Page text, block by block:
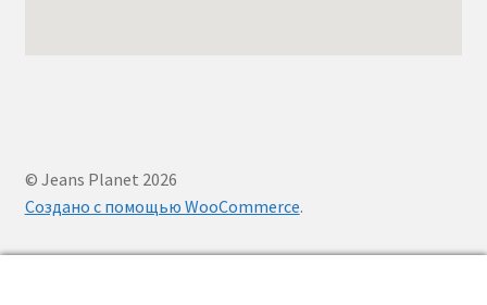
© Jeans Planet 2026
Создано с помощью WooCommerce.